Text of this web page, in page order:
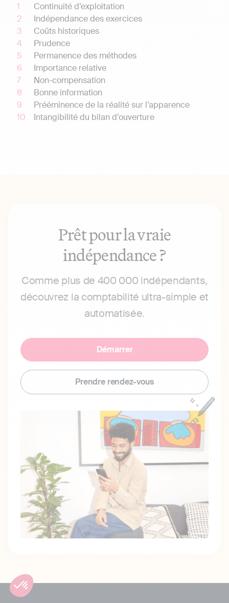
Continuité d’exploitation
Indépendance des exercices
Coûts historiques
Prudence
Permanence des méthodes
Importance relative
Non-compensation
Bonne information
Prééminence de la réalité sur l’apparence
Intangibilité du bilan d’ouverture
Prêt pour la vraie
indépendance ?
Comme plus de 400 000 indépendants,
découvrez la comptabilité ultra-simple et
automatisée.
Démarrer
Prendre rendez-vous